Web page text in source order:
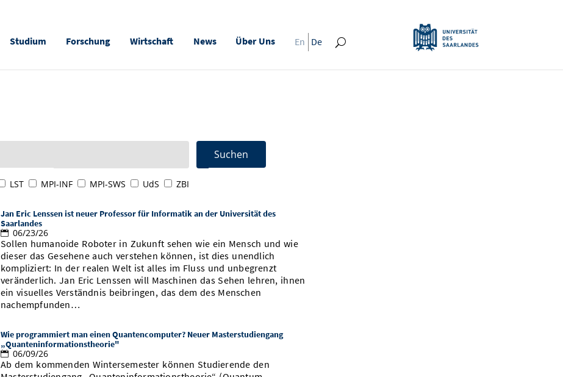
Studium Forschung Wirtschaft News Über Uns En De
LST MPI-INF MPI-SWS UdS ZBI
Jan Eric Lenssen ist neuer Professor für Informatik an der Universität des
Saarlandes
06/23/26
Sollen humanoide Roboter in Zukunft sehen wie ein Mensch und wie
dieser das Gesehene auch verstehen können, ist dies unendlich
kompliziert: In der realen Welt ist alles im Fluss und unbegrenzt
veränderlich. Jan Eric Lenssen will Maschinen das Sehen lehren, ihnen
ein visuelles Verständnis beibringen, das dem des Menschen
nachempfunden…
Wie programmiert man einen Quantencomputer? Neuer Masterstudiengang
„Quanteninformationstheorie"
06/09/26
Ab dem kommenden Wintersemester können Studierende den